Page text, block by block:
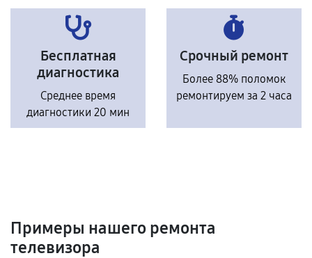
Бесплатная
диагностика
Среднее время
диагностики 20 мин
Срочный ремонт
Более 88% поломок
ремонтируем за 2 часа
Примеры нашего ремонта
телевизора